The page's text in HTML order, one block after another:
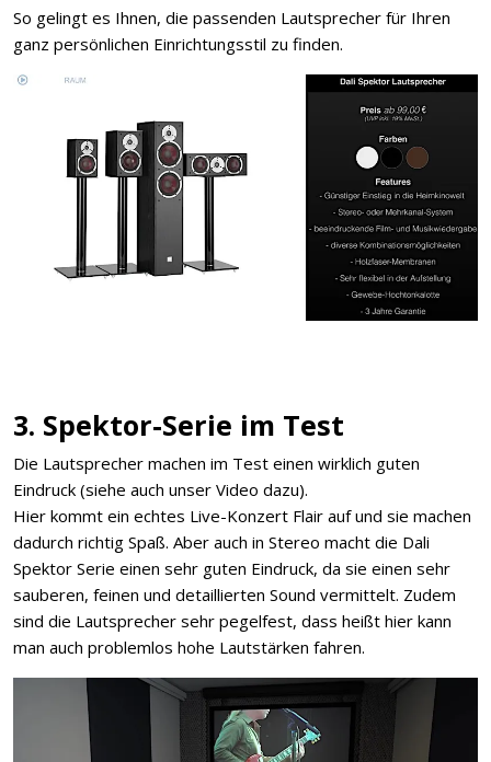
So gelingt es Ihnen, die passenden Lautsprecher für Ihren
ganz persönlichen Einrichtungsstil zu finden.
3. Spektor-Serie im Test
Die Lautsprecher machen im Test einen wirklich guten
Eindruck (siehe auch unser Video dazu).
Hier kommt ein echtes Live-Konzert Flair auf und sie machen
dadurch richtig Spaß. Aber auch in Stereo macht die Dali
Spektor Serie einen sehr guten Eindruck, da sie einen sehr
sauberen, feinen und detaillierten Sound vermittelt. Zudem
sind die Lautsprecher sehr pegelfest, dass heißt hier kann
man auch problemlos hohe Lautstärken fahren.